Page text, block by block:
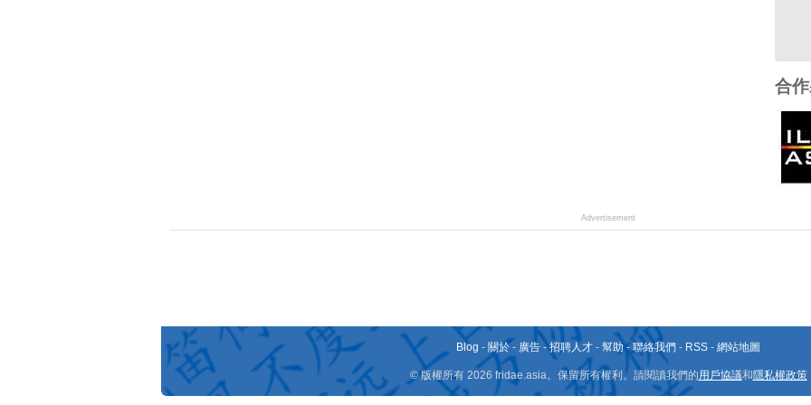
合
Advertisement
Blog - 關於 - 廣告 -招聘人才 - 幫助- 聯絡我們 - RSS - 網站地圖
© 版權所有 2026 fridae.asia。保留所有權利。請閱讀我們的用戶協議和隱私權政策